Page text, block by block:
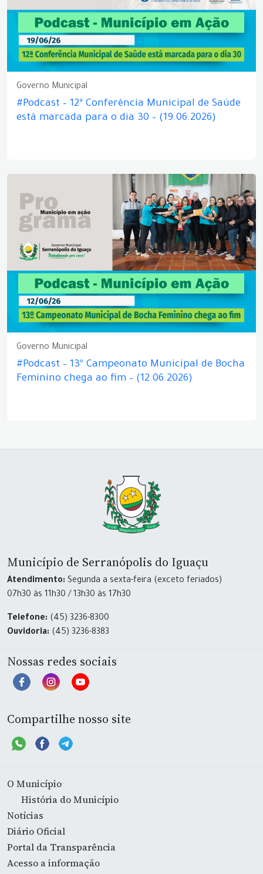
Governo Municipal
#Podcast – 12ª Conferência Municipal de Saúde
está marcada para o dia 30 – (19.06.2026)
Governo Municipal
#Podcast – 13º Campeonato Municipal de Bocha
Feminino chega ao fim – (12.06.2026)
Município de Serranópolis do Iguaçu
Atendimento: Segunda a sexta-feira (exceto feriados)
07h30 às 11h30 / 13h30 às 17h30
Telefone: (45) 3236-8300
Ouvidoria: (45) 3236-8383
Nossas redes sociais
Compartilhe nosso site
O Município
História do Município
Notícias
Diário Oficial
Portal da Transparência
Acesso a informação